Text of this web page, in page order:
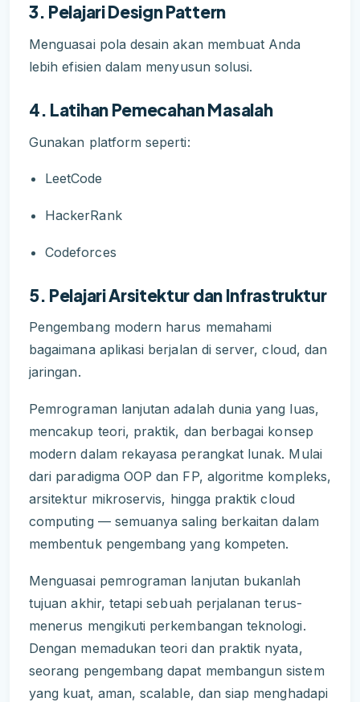
3. Pelajari Design Pattern
Menguasai pola desain akan membuat Anda
lebih efisien dalam menyusun solusi.
4. Latihan Pemecahan Masalah
Gunakan platform seperti:
LeetCode
HackerRank
Codeforces
5. Pelajari Arsitektur dan Infrastruktur
Pengembang modern harus memahami
bagaimana aplikasi berjalan di server, cloud, dan
jaringan.
Pemrograman lanjutan adalah dunia yang luas,
mencakup teori, praktik, dan berbagai konsep
modern dalam rekayasa perangkat lunak. Mulai
dari paradigma OOP dan FP, algoritme kompleks,
arsitektur mikroservis, hingga praktik cloud
computing — semuanya saling berkaitan dalam
membentuk pengembang yang kompeten.
Menguasai pemrograman lanjutan bukanlah
tujuan akhir, tetapi sebuah perjalanan terus-
menerus mengikuti perkembangan teknologi.
Dengan memadukan teori dan praktik nyata,
seorang pengembang dapat membangun sistem
yang kuat, aman, scalable, dan siap menghadapi